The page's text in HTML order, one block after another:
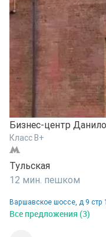
Бизнес-центр
Класс B+
Тульская
12 мин. пешком
Варшавское шоссе, д 9 стр 1
Все предложения (3)